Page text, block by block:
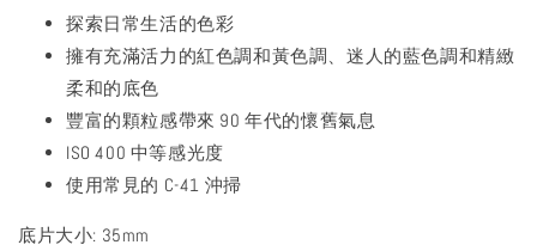
探索日常生活的色彩
擁有充滿活力的紅色調和黃色調、迷人的藍色調和精緻
柔和的底色
豐富的顆粒感帶來 90 年代的懷舊氣息
ISO 400 中等感光度
使用常見的 C-41 沖掃
底片大小: 35mm